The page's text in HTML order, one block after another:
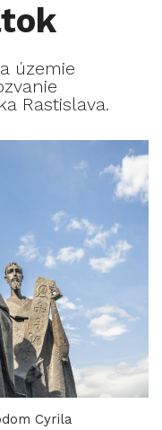
územie
Rastislava.
Cyrila